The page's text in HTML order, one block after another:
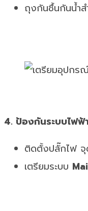
ถุงกันชื้นกันน้ำส
4. ป้องกันระบบไฟฟ้
ติดตั้งปลั๊กไฟ จุ
เตรียมระบบ